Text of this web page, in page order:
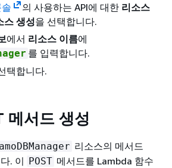
의 사용하는 API에 대한 리소스
스 생성을 선택합니다.
에서 리소스 이름에
를 입력합니다.
택합니다.
메서드 생성
리소스의 메서드
. 이 POST 메서드를 Lambda 함수